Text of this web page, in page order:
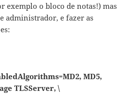
exemplo o bloco de notas!) mas
administrador, e fazer as
MD5,
TLSServer, \